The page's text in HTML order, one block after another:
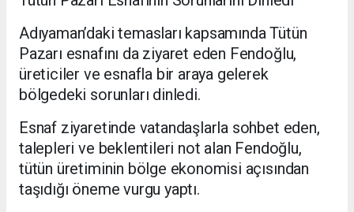
Adıyaman’daki temasları kapsamında Tütün
Pazarı esnafını da ziyaret eden Fendoğlu,
üreticiler ve esnafla bir araya gelerek
bölgedeki sorunları dinledi.
Esnaf ziyaretinde vatandaşlarla sohbet eden,
talepleri ve beklentileri not alan Fendoğlu,
tütün üretiminin bölge ekonomisi açısından
taşıdığı öneme vurgu yaptı.